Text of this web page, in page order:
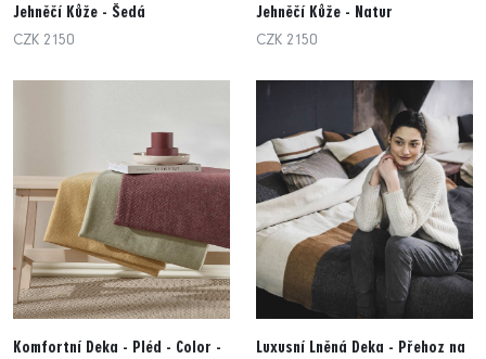
Jehněčí Kůže - Šedá
CZK 2150
Jehněčí Kůže - Natur
CZK 2150
Komfortní Deka - Pléd - Color -
Luxusní Lněná Deka - Přehoz na